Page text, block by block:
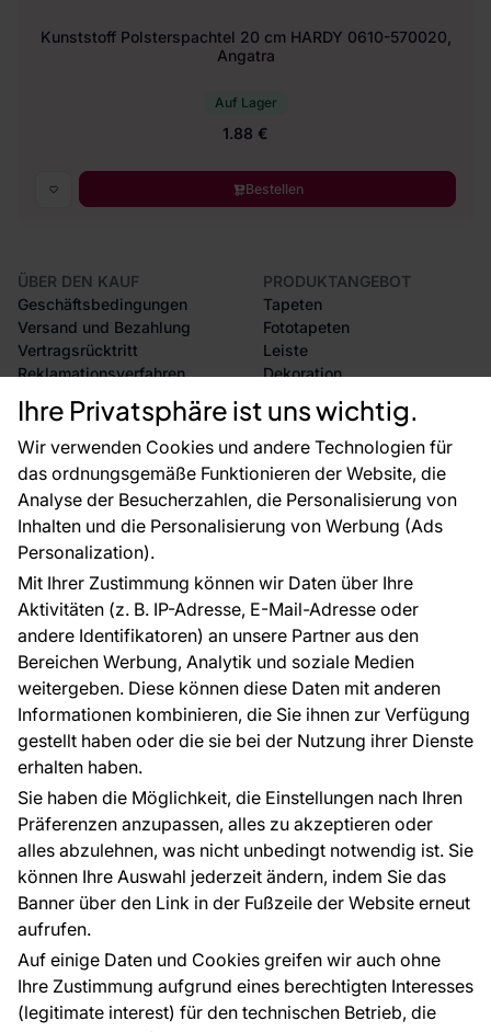
Ihre Privatsphäre ist uns wichtig.
Wir verwenden Cookies und andere Technologien für
das ordnungsgemäße Funktionieren der Website, die
Analyse der Besucherzahlen, die Personalisierung von
Inhalten und die Personalisierung von Werbung (Ads
Personalization).
Mit Ihrer Zustimmung können wir Daten über Ihre
Aktivitäten (z. B. IP-Adresse, E-Mail-Adresse oder
andere Identifikatoren) an unsere Partner aus den
Bereichen Werbung, Analytik und soziale Medien
weitergeben. Diese können diese Daten mit anderen
Informationen kombinieren, die Sie ihnen zur Verfügung
gestellt haben oder die sie bei der Nutzung ihrer Dienste
erhalten haben.
Sie haben die Möglichkeit, die Einstellungen nach Ihren
Präferenzen anzupassen, alles zu akzeptieren oder
alles abzulehnen, was nicht unbedingt notwendig ist. Sie
können Ihre Auswahl jederzeit ändern, indem Sie das
Banner über den Link in der Fußzeile der Website erneut
aufrufen.
Auf einige Daten und Cookies greifen wir auch ohne
Ihre Zustimmung aufgrund eines berechtigten Interesses
(legitimate interest) für den technischen Betrieb, die
Kunststoff Polsterspachtel 20 cm HARDY 0610-570020,
Angatra
Auf Lager
1.88 €
Bestellen
ÜBER DEN KAUF
Geschäftsbedingungen
Versand und Bezahlung
Vertragsrücktritt
Reklamationsverfahren
Rücksendung von Waren
CE-Zertifizierung
Großhandel
Raumvisualisierung
PRODUKTANGEBOT
Tapeten
Fototapeten
Leiste
Dekoration
Selbstklebende Folien
Zubehör
Tapetenmuster
FÜR SIE
Blog
EU-Projekte
Ratschläge und Tipps
FAQ
ÜBER DAS UNTERNEHMEN
Kontakt
Haben Sie Fragen? Wir helfen Ihnen gerne weiter
und beraten Sie persönlich.
+49 781 95633072
service@tapeteneshop.de
Zahlungsarten:
Die Zahlungen werden geleistet von: